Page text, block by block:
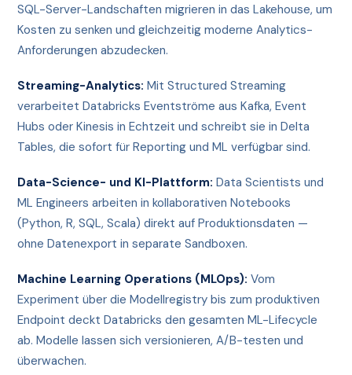
SQL-Server-Landschaften migrieren in das Lakehouse, um
Kosten zu senken und gleichzeitig moderne Analytics-
Anforderungen abzudecken.
Streaming-Analytics: Mit Structured Streaming
verarbeitet Databricks Eventströme aus Kafka, Event
Hubs oder Kinesis in Echtzeit und schreibt sie in Delta
Tables, die sofort für Reporting und ML verfügbar sind.
Data-Science- und KI-Plattform: Data Scientists und
ML Engineers arbeiten in kollaborativen Notebooks
(Python, R, SQL, Scala) direkt auf Produktionsdaten —
ohne Datenexport in separate Sandboxen.
Machine Learning Operations (MLOps): Vom
Experiment über die Modellregistry bis zum produktiven
Endpoint deckt Databricks den gesamten ML-Lifecycle
ab. Modelle lassen sich versionieren, A/B-testen und
überwachen.